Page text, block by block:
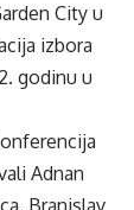
City u
izbora
godinu u
Adnan
Branislav